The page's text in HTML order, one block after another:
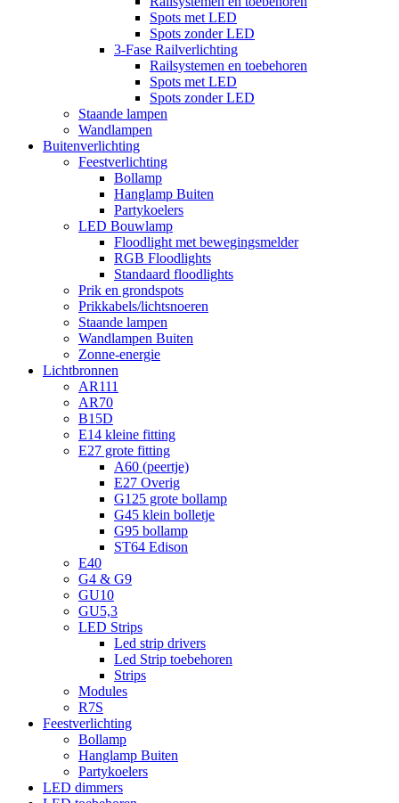
Spots met LED
Spots zonder LED
3-Fase Railverlichting
Railsystemen en toebehoren
Spots met LED
Spots zonder LED
Staande lampen
Wandlampen
Buitenverlichting
Feestverlichting
Bollamp
Hanglamp Buiten
Partykoelers
LED Bouwlamp
Floodlight met bewegingsmelder
RGB Floodlights
Standaard floodlights
Prik en grondspots
Prikkabels/lichtsnoeren
Staande lampen
Wandlampen Buiten
Zonne-energie
Lichtbronnen
AR111
AR70
B15D
E14 kleine fitting
E27 grote fitting
A60 (peertje)
E27 Overig
G125 grote bollamp
G45 klein bolletje
G95 bollamp
ST64 Edison
E40
G4 & G9
GU10
GU5,3
LED Strips
Led strip drivers
Led Strip toebehoren
Strips
Modules
R7S
Feestverlichting
Bollamp
Hanglamp Buiten
Partykoelers
LED dimmers